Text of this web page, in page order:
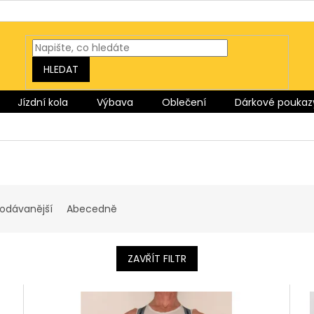
HLEDAT
Jízdní kola Výbava Oblečení Dárkové
Abecedně
ZAVŘÍT FILTR